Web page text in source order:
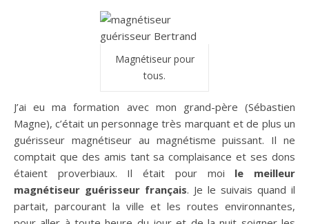
Magnétiseur pour
tous.
J’ai eu ma formation avec mon grand-père (Sébastien
Magne), c’était un personnage très marquant et de plus un
guérisseur magnétiseur au magnétisme puissant. Il ne
comptait que des amis tant sa complaisance et ses dons
étaient proverbiaux. Il était pour moi le meilleur
magnétiseur guérisseur français. Je le suivais quand il
partait, parcourant la ville et les routes environnantes,